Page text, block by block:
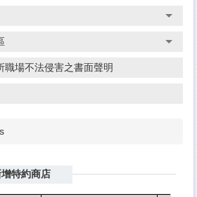
職場不法侵害之書面聲明
特約商店